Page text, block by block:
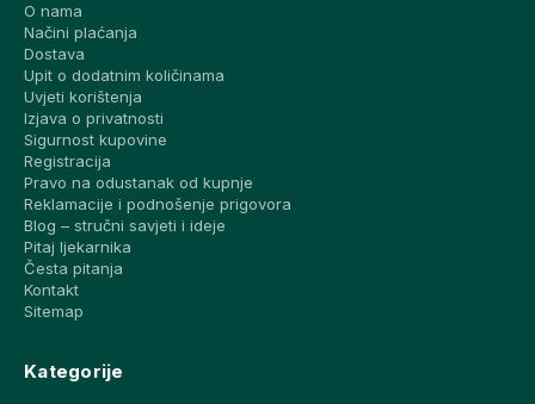
O nama
Načini plaćanja
Dostava
Upit o dodatnim količinama
Uvjeti korištenja
Izjava o privatnosti
Sigurnost kupovine
Registracija
Pravo na odustanak od kupnje
Reklamacije i podnošenje prigovora
Blog – stručni savjeti i ideje
Pitaj ljekarnika
Česta pitanja
Kontakt
Sitemap
Kategorije